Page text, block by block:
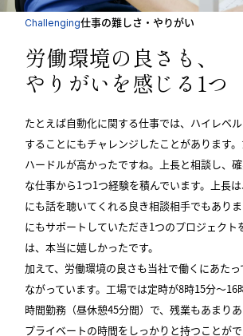
Challenging仕事の難しさ・やりがい
労働環境の良さも、
やりがいを感じる1つ
たとえば自動化に関する仕事では、ハイレベ
することにもチャレンジしたことがあります
ハードルが高かったですね。上長と相談し、
な仕事から1つ1つ経験を積んでいます。上長
にも話を聴いてくれる良き相談相手でもあり
にもサポートしていただき1つのプロジェクト
は、本当に嬉しかったです。
加えて、労働環境の良さも当社で働くにあた
ながっています。工場では定時が8時15分〜16
時間勤務（昼休憩45分間）で、残業もあまり
プライベートの時間をしっかりと持つことが